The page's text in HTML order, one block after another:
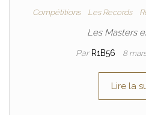
Compétitions Les Records
Les Masters
Par R1B56 8
Lire la